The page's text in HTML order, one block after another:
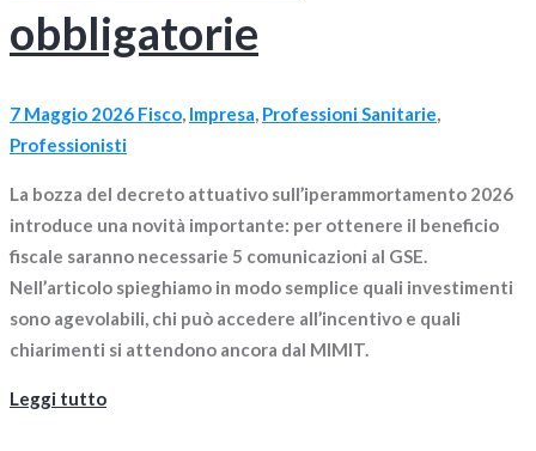
obbligatorie
7 Maggio 2026 Fisco, Impresa, Professioni Sanitarie,
Professionisti
La bozza del decreto attuativo sull’iperammortamento 2026
introduce una novità importante: per ottenere il beneficio
fiscale saranno necessarie 5 comunicazioni al GSE.
Nell’articolo spieghiamo in modo semplice quali investimenti
sono agevolabili, chi può accedere all’incentivo e quali
chiarimenti si attendono ancora dal MIMIT.
Leggi tutto